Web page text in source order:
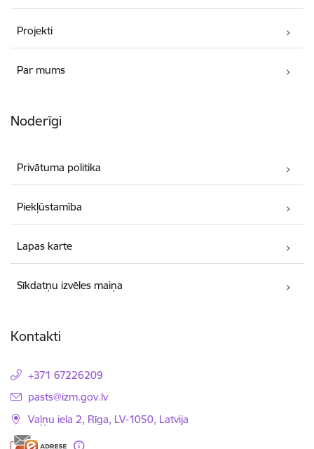
Projekti
Par mums
Noderīgi
Privātuma politika
Piekļūstamība
Lapas karte
Sīkdatņu izvēles maiņa
Kontakti
+371 67226209
E-pasts:
pasts@izm.gov.lv
Vaļņu iela 2, Rīga, LV-1050, Latvija